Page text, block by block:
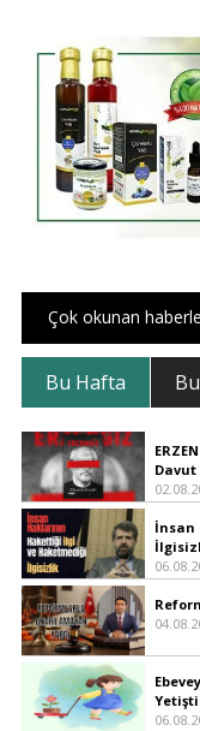
Çok okunan
Bu Hafta
Davut
İnsan